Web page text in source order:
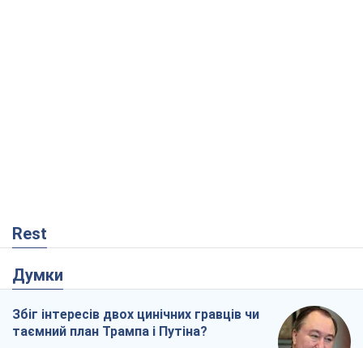
Rest
Думки
Збіг інтересів двох цинічних гравців чи
таємний план Трампа і Путіна?